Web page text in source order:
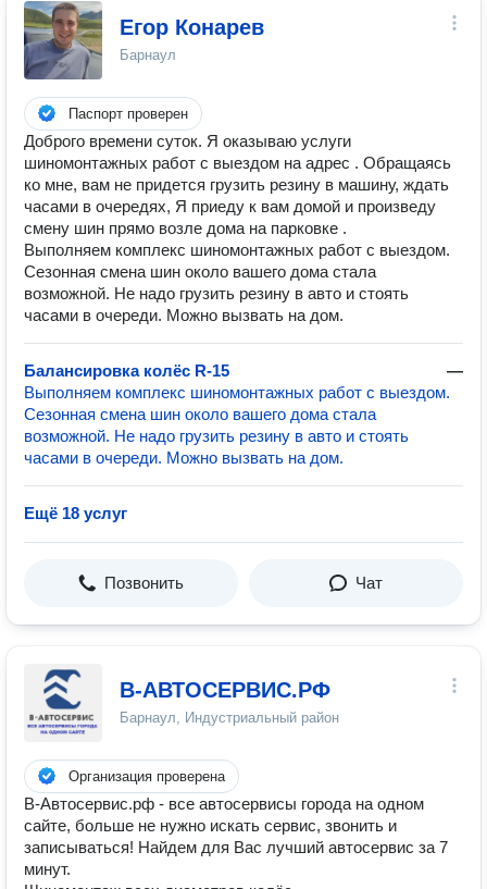
Егор Конарев
Барнаул
Паспорт проверен
Доброго времени суток. Я оказываю услуги
шиномонтажных работ с выездом на адрес . Обращаясь
ко мне, вам не придется грузить резину в машину, ждать
часами в очередях, Я приеду к вам домой и произведу
смену шин прямо возле дома на парковке .
Выполняем комплекс шиномонтажных работ с выездом.
Сезонная смена шин около вашего дома стала
возможной. Не надо грузить резину в авто и стоять
часами в очереди. Можно вызвать на дом.
Балансировка колёс R-15
—
Выполняем комплекс шиномонтажных работ с выездом.
Сезонная смена шин около вашего дома стала
возможной. Не надо грузить резину в авто и стоять
часами в очереди. Можно вызвать на дом.
Ещё 18 услуг
Позвонить Чат
В-АВТОСЕРВИС.РФ
Барнаул, Индустриальный район
Организация проверена
В-Автосервис.рф - все автосервисы города на одном
сайте, больше не нужно искать сервис, звонить и
записываться! Найдем для Вас лучший автосервис за 7
минут.